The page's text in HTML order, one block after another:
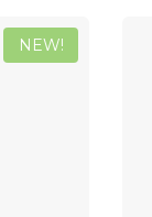
NEW!